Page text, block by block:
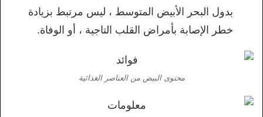
بدول البحر الأبيض المتوسط ، ليس مرتبط بزيادة
خطر الإصابة بأمراض القلب التاجية ، أو الوفاة.
محتوى البيض من العناصر الغذائية